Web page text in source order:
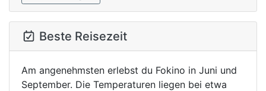
Beste Reisezeit
Am angenehmsten erlebst du Fokino in Juni und
September. Die Temperaturen liegen bei etwa